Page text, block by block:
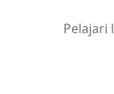
Pelajari